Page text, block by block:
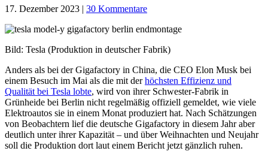
17. Dezember 2023 | 30 Kommentare
Bild: Tesla (Produktion in deutscher Fabrik)
Anders als bei der Gigafactory in China, die CEO Elon Musk bei
einem Besuch im Mai als die mit derhöchsten Effizienz und
Qualität bei Tesla lobte, wird von ihrer Schwester-Fabrik in
Grünheide bei Berlin nicht regelmäßig offiziell gemeldet, wie viele
Elektroautos sie in einem Monat produziert hat. Nach Schätzungen
von Beobachtern lief die deutsche Gigafactory in diesem Jahr aber
deutlich unter ihrer Kapazität – und über Weihnachten und Neujahr
soll die Produktion dort laut einem Bericht jetzt gänzlich ruhen.